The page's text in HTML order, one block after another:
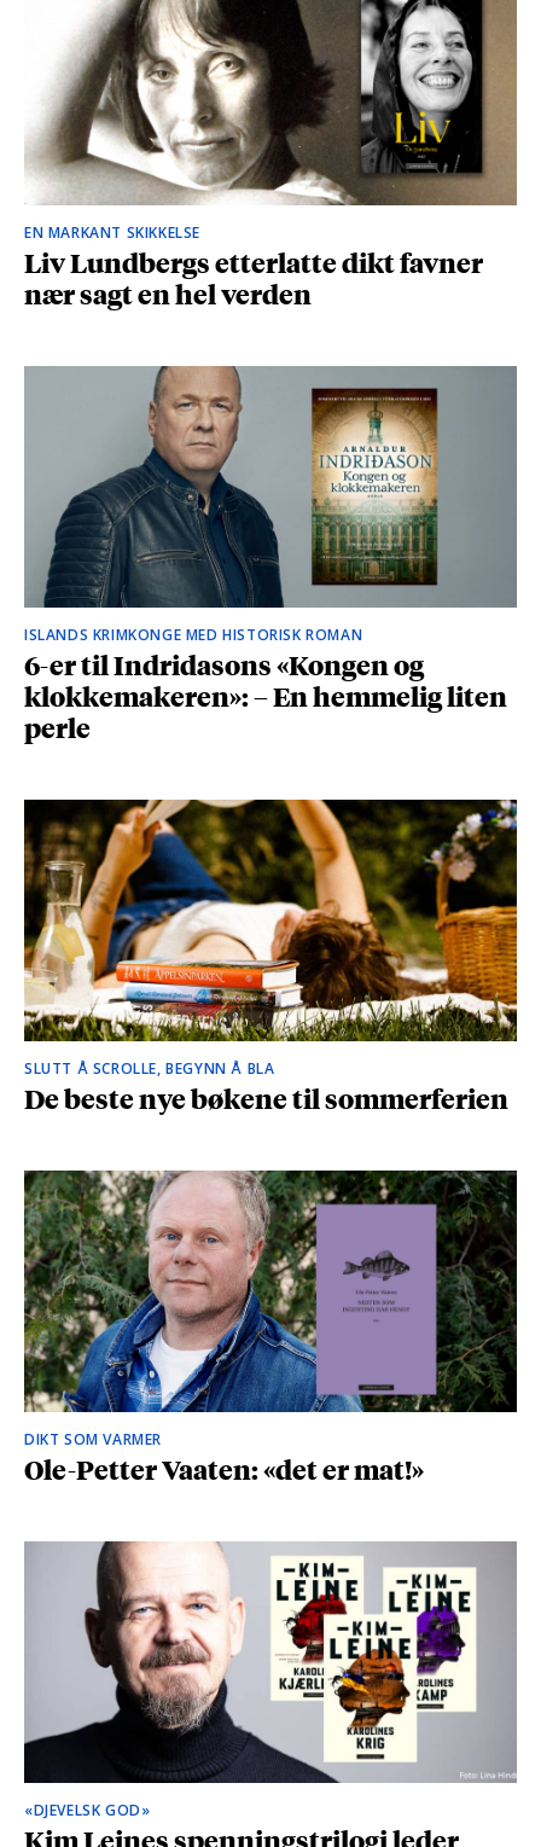
EN MARKANT SKIKKELSE
Liv Lundbergs etterlatte dikt favner
nær sagt en hel verden
ISLANDS KRIMKONGE MED HISTORISK ROMAN
6-er til Indridasons «Kongen og
klokkemakeren»: – En hemmelig liten
perle
SLUTT Å SCROLLE, BEGYNN Å BLA
De beste nye bøkene til sommerferien
DIKT SOM VARMER
Ole-Petter Vaaten: «det er mat!»
«DJEVELSK GOD»
Kim Leines spenningstrilogi leder